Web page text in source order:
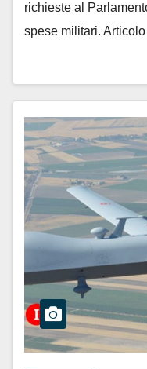
richieste al
spese militari.